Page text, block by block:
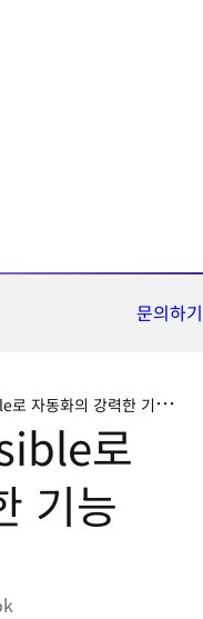
문의하기
동화의 강력한 기능 활용
로
기능